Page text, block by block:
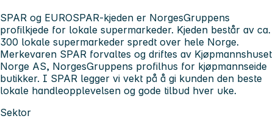
SPAR og EUROSPAR-kjeden er NorgesGruppens
profilkjede for lokale supermarkeder. Kjeden består av ca.
300 lokale supermarkeder spredt over hele Norge.
Merkevaren SPAR forvaltes og driftes av Kjøpmannshuset
Norge AS, NorgesGruppens profilhus for kjøpmannseide
butikker. I SPAR legger vi vekt på å gi kunden den beste
lokale handleopplevelsen og gode tilbud hver uke.
Sektor